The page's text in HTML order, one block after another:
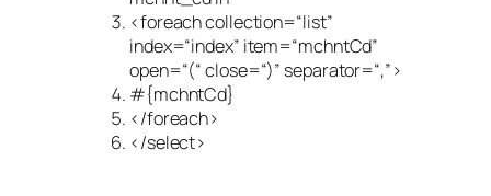
<foreach collection=“list”
index=“index” item=“mchntCd”
open=“(“close=“)” separator=“,”>
#{mchntCd}
</foreach>
</select>